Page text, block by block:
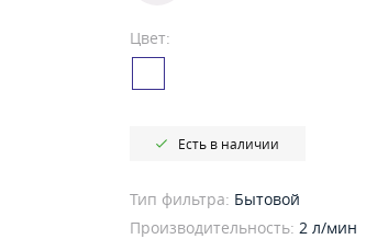
Цвет:
Есть в наличии
Тип фильтра: Бытовой
Производительность: 2 л/мин